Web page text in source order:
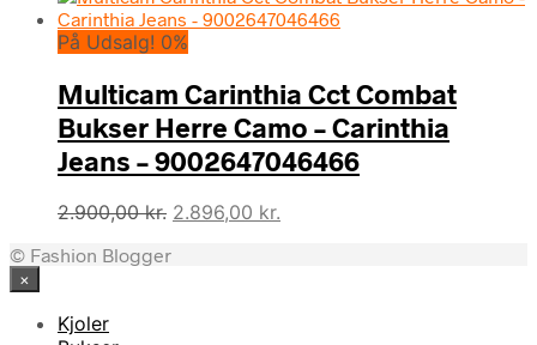
På Udsalg! 0%
Multicam Carinthia Cct Combat
Bukser Herre Camo – Carinthia
Jeans – 9002647046466
2.900,00kr. Den
2.896,00 kr.
© Fashion Blogger
×
Kjoler